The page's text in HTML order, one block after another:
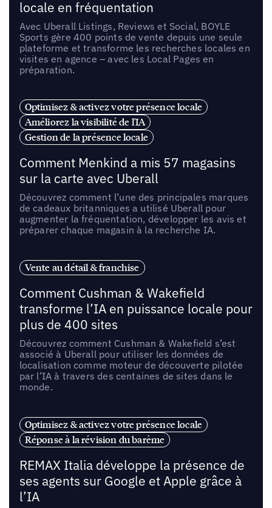
locale en fréquentation
Avec Uberall Listings, Reviews et Social, BOYLE
Sports gère 400 points de vente depuis une seule
plateforme et transforme les recherches locales en
visites en agence – avec les Local Pages en
préparation.
Optimisez & activez votre présence locale
Améliorez la visibilité de l'IA
Gestion de la présence locale
Comment Menkind a mis 57 magasins
sur la carte avec Uberall
Découvrez comment l’une des principales marques
de cadeaux britanniques a utilisé Uberall pour
augmenter la fréquentation, développer les avis et
préparer chaque magasin à la recherche IA.
Vente au détail & franchise
Comment Cushman & Wakefield
transforme l’IA en puissance locale pour
plus de 400 sites
Découvrez comment Cushman & Wakefield s’est
associé à Uberall pour utiliser les données de
localisation comme moteur de découverte pilotée
par l’IA à travers des centaines de sites dans le
monde.
Optimisez & activez votre présence locale
Réponse à la révision du barème
REMAX Italia développe la présence de
ses agents sur Google et Apple grâce à
l’IA